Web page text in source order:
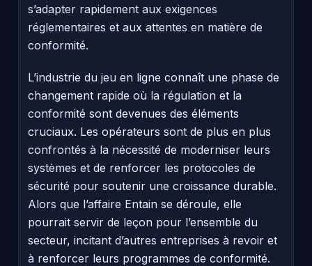
s’adapter rapidement aux exigences
réglementaires et aux attentes en matière de
conformité.
L’industrie du jeu en ligne connaît une phase de
changement rapide où la régulation et la
conformité sont devenues des éléments
cruciaux. Les opérateurs sont de plus en plus
confrontés à la nécessité de moderniser leurs
systèmes et de renforcer les protocoles de
sécurité pour soutenir une croissance durable.
Alors que l’affaire Entain se déroule, elle
pourrait servir de leçon pour l’ensemble du
secteur, incitant d’autres entreprises à revoir et
à renforcer leurs programmes de conformité.